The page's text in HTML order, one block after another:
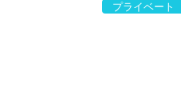
プライベート